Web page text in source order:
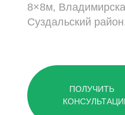
Контакты
г. Владимир,
ул. Куйбышева, д.24А
8×8м,
Суздальский
ПОЛУЧИТЬ